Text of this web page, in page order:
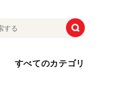
すべてのカテゴリ